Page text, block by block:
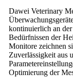
Dawei Veterinary
kontinuierlich an
Bedürfnissen der
Monitore zeichnen
Zuverlässigkeit aus
Optimierung der